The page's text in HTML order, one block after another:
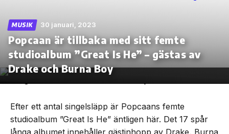
Skip
the
MUSIK 30 januari, 2023
Popcaan är tillbaka med sitt femte
studioalbum ”Great Is He” – gästas av
Drake och Burna Boy
Efter ett antal singelsläpp är Popcaans femte
studioalbum ”Great Is He” äntligen här. Det 17 spår
långa albumet innehåller gästinhopp av Drake, Burna